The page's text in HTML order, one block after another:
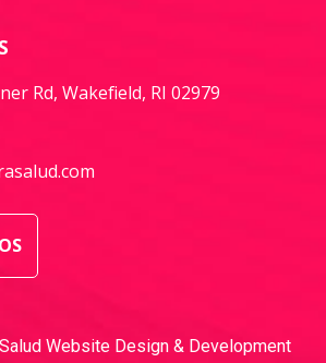
Rd, Wakefield, RI 02979
Website Design & Development